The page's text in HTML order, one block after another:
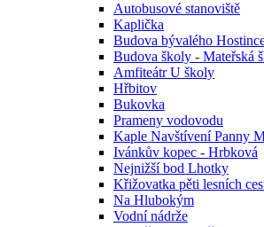
Autobusové stanoviště
Kaplička
Budova bývalého
Budova školy - Mateřská
Amfiteátr U školy
Hřbitov
Bukovka
Prameny vodovodu
Kaple Navštívení Panny
Ivánkův kopec - Hrbková
Nejnižší bod Lhotky
Křižovatka pěti lesních
Na Hlubokým
Vodní nádrže